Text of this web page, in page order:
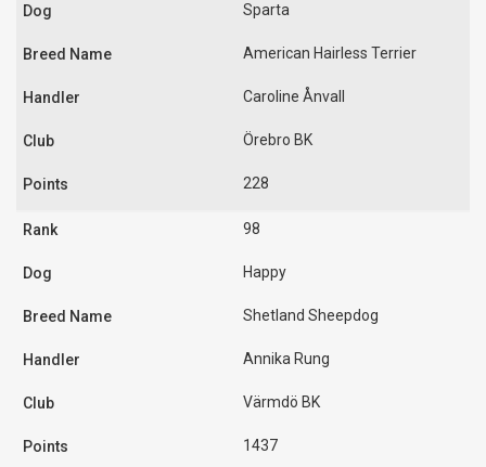
Sparta
American Hairless Terrier
Caroline Ånvall
Örebro BK
228
98
Happy
Shetland Sheepdog
Annika Rung
Värmdö BK
1437